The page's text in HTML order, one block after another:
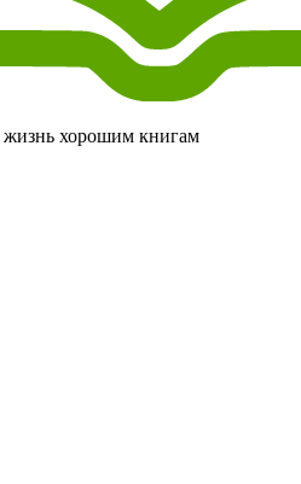
хорошим книгам